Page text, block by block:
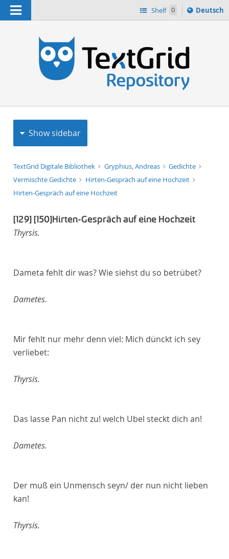
Navigation Shelf 0
Sprache
ï¿½ndern
Deutsch
Show sidebar
TextGrid Digitale Bibliothek Gryphius, Andreas
Gedichte
Vermischte Gedichte
Hirten-Gespräch auf eine Hochzeit
Hirten-Gespräch auf eine Hochzeit
[129][150]Hirten-Gespräch auf eine Hochzeit
Thyrsis.
Dameta fehlt dir was? Wie siehst du so betrübet?
Dametes.
Mir fehlt nur mehr denn viel: Mich dünckt ich sey
verliebet:
Thyrsis.
Das lasse Pan nicht zu! welch Ubel steckt dich an!
Dametes.
Der muß ein Unmensch seyn/ der nun nicht lieben
kan!
Thyrsis.